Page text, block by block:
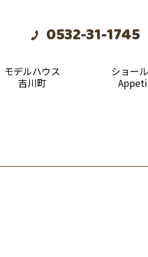
0532-31-1745
モデルハウス
吉川町
ショー